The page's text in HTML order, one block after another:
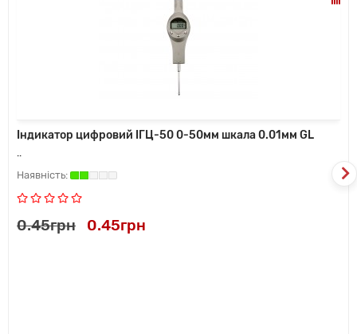
Індикатор цифровий ІГЦ-50 0-50мм шкала 0.01мм GL
..
0.45грн 0.45грн